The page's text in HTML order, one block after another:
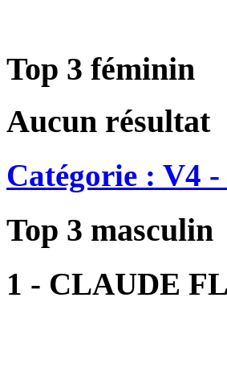
Top 3 féminin
Aucun résultat
Catégorie : V4
Top 3 masculin
1 - CLAUDE